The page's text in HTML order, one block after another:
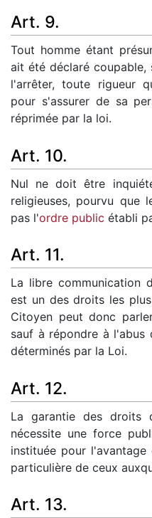
Art. 9.
Tout homme étant
ait été déclaré coupable,
l'arrêter, toute rigueur
pour s'assurer de sa
réprimée par la loi.
Art. 10.
Nul ne doit être
religieuses, pourvu que
pas l'ordre public établi
Art. 11.
La libre communication
est un des droits les
Citoyen peut donc
sauf à répondre à
déterminés par la Loi.
Art. 12.
La garantie des droits
nécessite une force
instituée pour
particulière de ceux
Art. 13.